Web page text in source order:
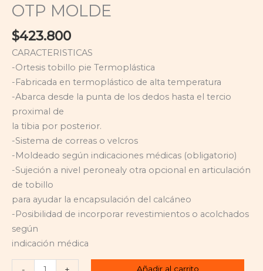
OTP MOLDE
$423.800
CARACTERISTICAS
-Ortesis tobillo pie Termoplástica
-Fabricada en termoplástico de alta temperatura
-Abarca desde la punta de los dedos hasta el tercio
proximal de
la tibia por posterior.
-Sistema de correas o velcros
-Moldeado según indicaciones médicas (obligatorio)
-Sujeción a nivel peronealy otra opcional en articulación
de tobillo
para ayudar la encapsulación del calcáneo
-Posibilidad de incorporar revestimientos o acolchados
según
indicación médica
Añadir al carrito